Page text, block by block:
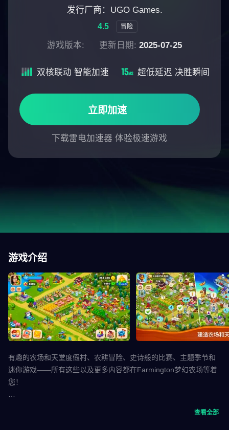
发行厂商：UGO Games.
4.5 冒险
游戏版本: 更新日期: 2025-07-25
立即加速
下载雷电加速器 体验极速游戏
双核联动 智能加速 超低延迟 决胜瞬间
游戏介绍
有趣的农场和天堂度假村、农耕冒险、史诗般的比赛、主题季节和
迷你游戏——所有这些以及更多内容都在Farmington梦幻农场等着
您！
查看全部